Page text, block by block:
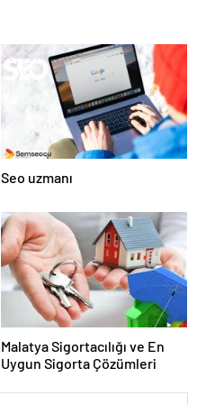
Seo uzmanı
Malatya Sigortacılığı ve En
Uygun Sigorta Çözümleri